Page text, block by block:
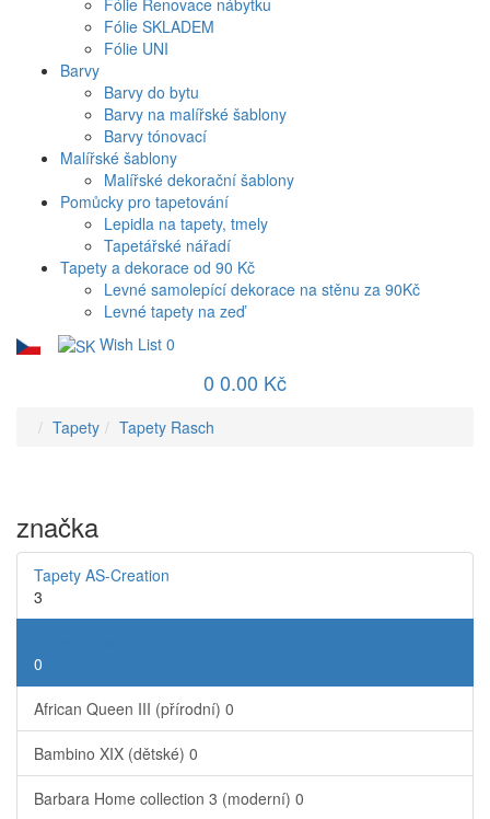
Fólie Renovace nábytku
Fólie SKLADEM
Fólie UNI
Barvy
Barvy do bytu
Barvy na malířské šablony
Barvy tónovací
Malířské šablony
Malířské dekorační šablony
Pomůcky pro tapetování
Lepidla na tapety, tmely
Tapetářské nářadí
Tapety a dekorace od 90 Kč
Levné samolepící dekorace na stěnu za 90Kč
Levné tapety na zeď
Wish List 0
0 0.00 Kč
Tapety Tapety Rasch
značka
Tapety AS-Creation
3
0
African Queen III (přírodní) 0
Bambino XIX (dětské) 0
Barbara Home collection 3 (moderní) 0